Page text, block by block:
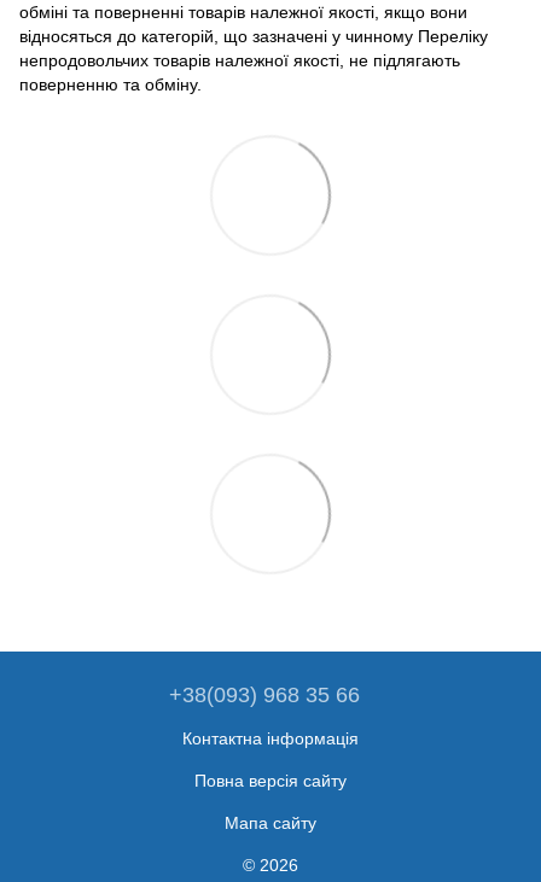
обміні та поверненні товарів належної якості, якщо вони
відносяться до категорій, що зазначені у чинному Переліку
непродовольчих товарів належної якості, не підлягають
поверненню та обміну.
+38(093) 968 35 66
Контактна інформація
Повна версія сайту
Мапа сайту
© 2026